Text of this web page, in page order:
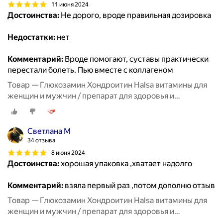
11 июня 2024
Достоинства: Не дорого, вроде правильная дозировка
Недостатки: нет
Комментарий: Вроде помогают, суставы практически
перестали болеть. Пью вместе с коллагеном
Товар — Глюкозамин Хондроитин Halsa витамины для
женщин и мужчин / препарат для здоровья и
восстановления хрящевой ткани, суставов и связок, 90
таблеток
Светлана М
34 отзыва
8 июня 2024
Достоинства:хорошая упаковка ,хватает надолго
Комментарий: взяла первый раз ,потом дополню отзыв
Товар — Глюкозамин Хондроитин Halsa витамины для
женщин и мужчин / препарат для здоровья и